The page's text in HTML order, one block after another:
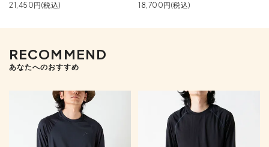
21,450円(税込)
18,700円(税込)
RECOMMEND
あなたへのおすすめ